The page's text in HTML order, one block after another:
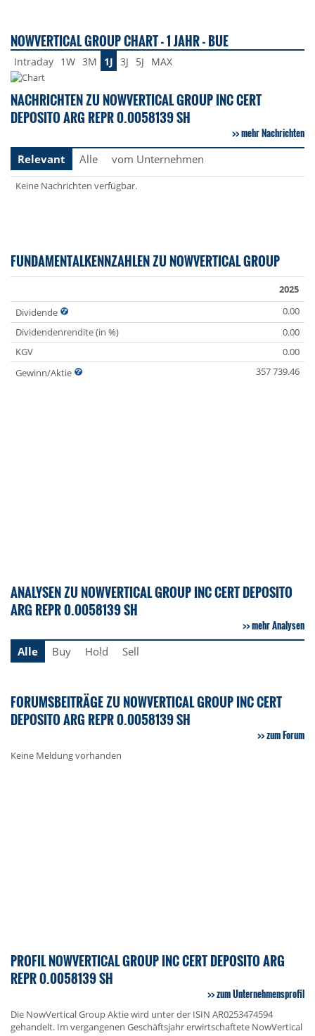
NOWVERTICAL GROUP CHART - 1 JAHR - BUE
Intraday 1W 3M 1J 3J 5J MAX
NACHRICHTEN ZU NOWVERTICAL GROUP INC CERT
DEPOSITO ARG REPR 0.0058139 SH
mehr Nachrichten
Relevant
Alle vom Unternehmen
Keine Nachrichten verfügbar.
FUNDAMENTALKENNZAHLEN ZU NOWVERTICAL GROUP
2025
Dividende
0.00
Dividendenrendite (in %)
0.00
KGV
0.00
Gewinn/Aktie
357 739.46
ANALYSEN ZU NOWVERTICAL GROUP INC CERT DEPOSITO
ARG REPR 0.0058139 SH
mehr Analysen
Alle
Buy Hold Sell
FORUMSBEITRÄGE ZU NOWVERTICAL GROUP INC CERT
DEPOSITO ARG REPR 0.0058139 SH
zum Forum
Keine Meldung vorhanden
PROFIL NOWVERTICAL GROUP INC CERT DEPOSITO ARG
REPR 0.0058139 SH
zum Unternehmensprofil
Die NowVertical Group Aktie wird unter der ISIN AR0253474594
gehandelt. Im vergangenen Geschäftsjahr erwirtschaftete NowVertical